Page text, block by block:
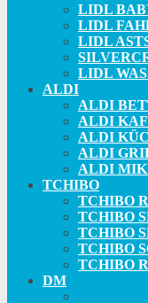
LIDL
LIDL
LIDL
LIDL
ALDI
ALDI
ALDI
ALDI
ALDI
ALDI
TCHIBO
TCHIBO
TCHIBO
TCHIBO
TCHIBO
TCHIBO
DM